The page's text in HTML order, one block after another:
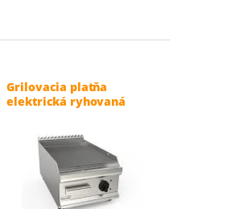
Grilovacia platňa
elektrická ryhovaná